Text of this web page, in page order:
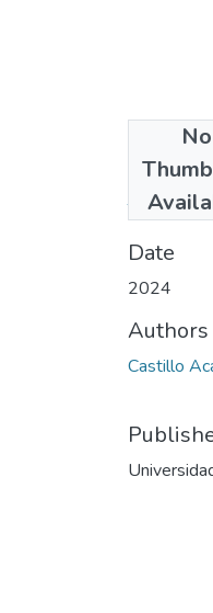
No
Grado
Date
2024
Authors
Castillo